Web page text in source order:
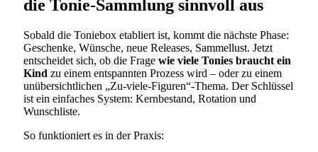
die Tonie-Sammlung sinnvoll aus
Sobald die Toniebox etabliert ist, kommt die nächste Phase:
Geschenke, Wünsche, neue Releases, Sammellust. Jetzt
entscheidet sich, ob die Frage wie viele Tonies braucht ein
Kind zu einem entspannten Prozess wird – oder zu einem
unübersichtlichen „Zu-viele-Figuren“-Thema. Der Schlüssel
ist ein einfaches System: Kernbestand, Rotation und
Wunschliste.
So funktioniert es in der Praxis: